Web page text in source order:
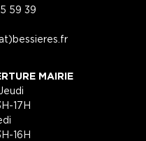
59 39
MAIRIE
17H
16H